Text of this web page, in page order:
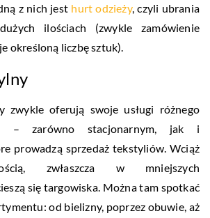
z nich jest hurt odzieży, czyli ubrania
ilościach (zwykle zamówienie
określoną liczbę sztuk).
zwykle oferują swoje usługi różnego
– zarówno stacjonarnym, jak i
prowadzą sprzedaż tekstyliów. Wciąż
zwłaszcza w mniejszych
się targowiska. Można tam spotkać
od bielizny, poprzez obuwie, aż